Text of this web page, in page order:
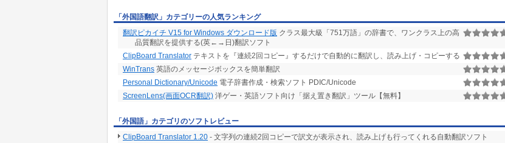
「外国語翻訳」カテゴリーの人気ランキング
翻訳ピカイチ V15 for Windows ダウンロード版 クラス最大級「751万語」の辞書で、ワンクラス上の高
品質翻訳を提供する(英←→日)翻訳ソフト
ClipBoard Translator テキストを『連続2回コピー』するだけで自動的に翻訳し、読み上げ・コピーする
WinTrans 英語のメッセージボックスを簡単翻訳
Personal Dictionary/Unicode 電子辞書作成・検索ソフト PDIC/Unicode
ScreenLens(画面OCR翻訳) 洋ゲー・英語ソフト向け「据え置き翻訳」ツール【無料】
「外国語」カテゴリのソフトレビュー
ClipBoard Translator 1.20 - 文字列の連続2回コピーで訳文が表示され、読み上げも行ってくれる自動翻訳ソフト